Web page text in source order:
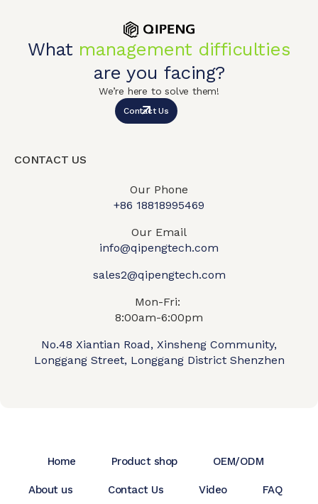
What management difficulties
are you facing?
We’re here to solve them!
Contact Us
CONTACT US
Our Phone
+86 18818995469​
Our Email
info@qipengtech.com
sales2@qipengtech.com
Mon-Fri:
8:00am-6:00pm
No.48 Xiantian Road, Xinsheng Community,
Longgang Street, Longgang District Shenzhen
Home Product shop OEM/ODM
About us Contact Us Video FAQ